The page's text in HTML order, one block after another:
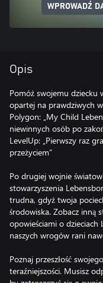
WPROWADŹ
Opis
Pomóż swojemu dziecku
opartej na prawdziwych
Polygon: „My Child
niewinnych osób po
LevelUp: „Pierwszy raz
przeżyciem”
Po drugiej wojnie
stowarzyszenia
trudna, gdyż twoja
środowiska. Zobacz inną
opowieściami o
naszych wrogów rani
Poznaj przeszłość
teraźniejszości. Musisz